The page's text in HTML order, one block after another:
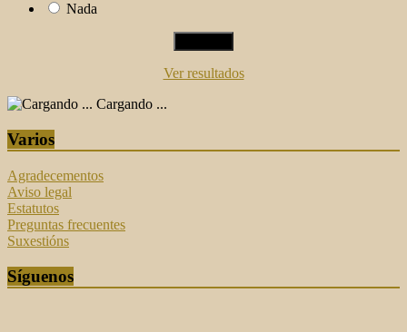
Nada
Ver resultados
Cargando ...
Varios
Agradecementos
Aviso legal
Estatutos
Preguntas frecuentes
Suxestións
Síguenos